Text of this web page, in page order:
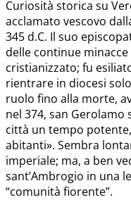
Curiosità storica su
acclamato vescovo
345 d.C. Il suo
delle continue
cristianizzato; fu
rientrare in diocesi
ruolo fino alla morte,
nel 374, san Gerolamo
città un tempo
abitanti». Sembra
imperiale; ma, a ben
sant’Ambrogio in una
“comunità fiorente”.